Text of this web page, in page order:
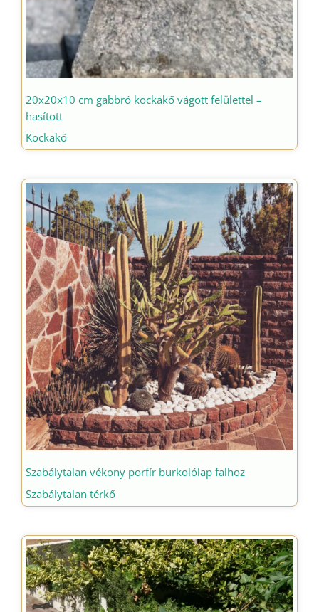
20x20x10 cm gabbró kockakő vágott felülettel –
hasított
Kockakő
Szabálytalan vékony porfír burkolólap falhoz
Szabálytalan térkő